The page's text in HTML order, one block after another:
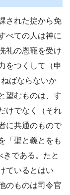
された掟から免
べての人は神に
礼の恩寵を受け
をつくして（申
ばならないか
望むものは、す
けでなく（それ
に共通のもので
「聖と義とをも
きである。たと
ているとはい
のものは司令官